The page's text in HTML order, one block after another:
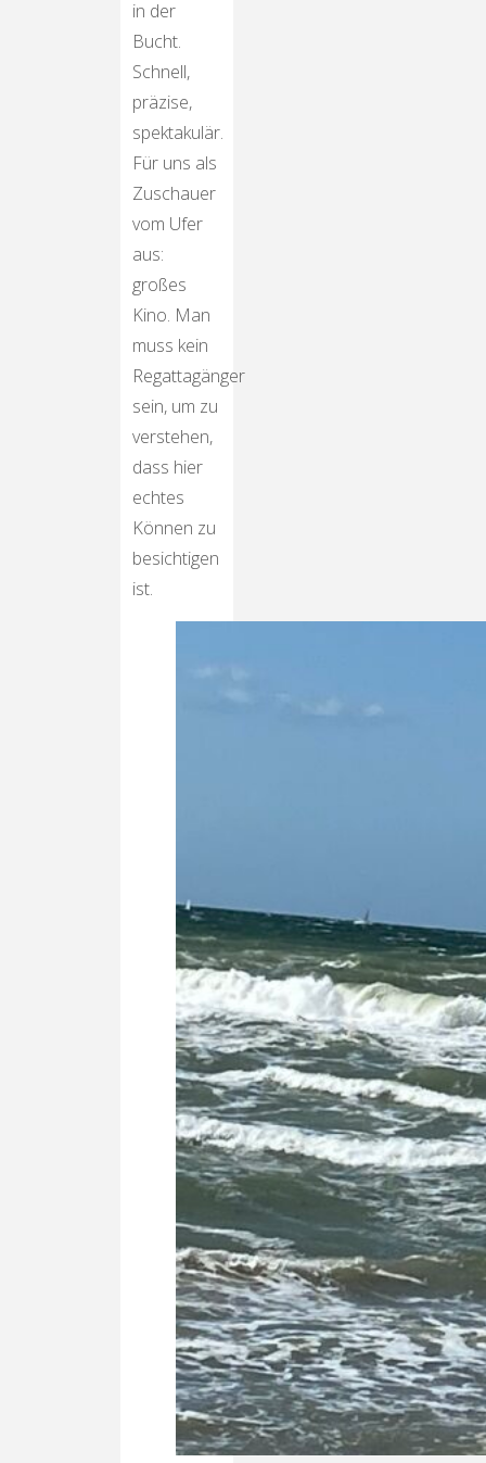
in der
Bucht.
Schnell,
präzise,
spektakulär.
Für uns als
Zuschauer
vom Ufer
aus:
großes
Kino. Man
muss kein
Regattagänger
sein, um zu
verstehen,
dass hier
echtes
Können zu
besichtigen
ist.